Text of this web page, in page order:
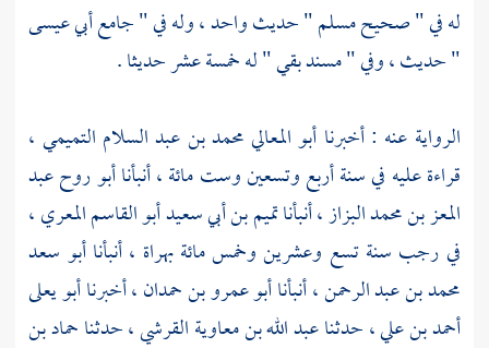
له في " صحيحمسلم" حديث واحد ، وله في " جامعأبي عيسى
" حديث ، وفي " مسندبقي" له خمسة عشر حديثا .
الرواية عنه : أخبرنا أبو المعالي محمد بن عبد السلام التميمي ،
قراءة عليه في سنة أربع وتسعين وست مائة ، أنبأناأبو روح عبد
المعز بن محمد البزاز ،أنبأناتميم بن أبي سعيد أبو القاسم المعري ،
في رجب سنة تسع وعشرين وخمس مائة بهراة ، أنبأناأبو سعد
محمد بن عبد الرحمن ،أنبأناأبو عمرو بن حمدان ،أخبرناأبو يعلى
أحمد بن علي ،حدثناعبد الله بن معاوية القرشي ،حدثناحماد بن